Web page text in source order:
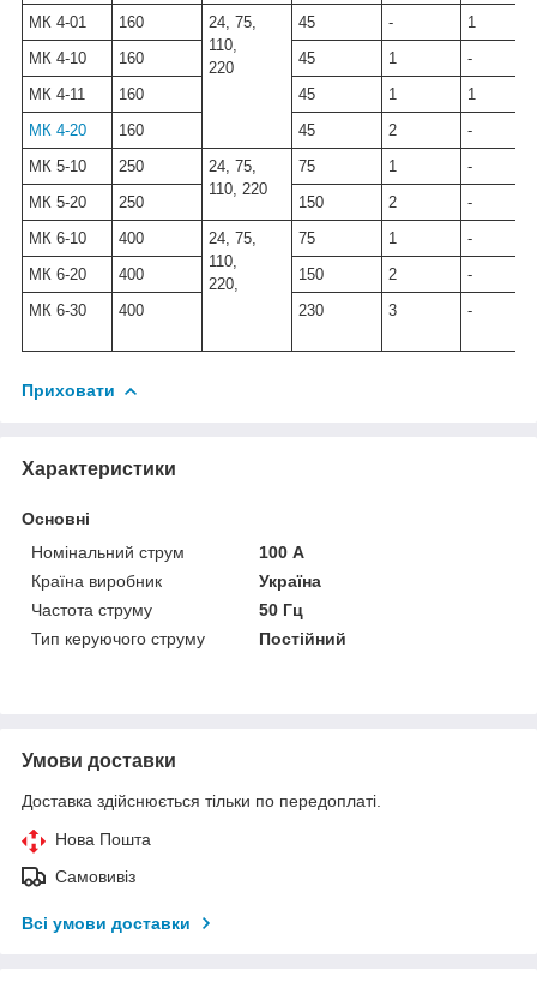
МК 4-01
160
24, 75,
110,
220
45 -
1
МК 4-10
160 45 1
-
МК 4-11
160 45 1
1
МК 4-20
160 45 2
-
МК 5-10
250
24, 75,
110, 220
75 1
-
МК 5-20
250 150 2
-
МК 6-10
400
24, 75,
110,
220,
75 1
-
МК 6-20
400 150 2
-
МК 6-30
400 230 3 -
Приховати
Характеристики
Основні
Номінальний струм
100 А
Країна виробник
Україна
Частота струму
50 Гц
Тип керуючого струму
Постійний
Умови доставки
Доставка здійснюється тільки по передоплаті.
Нова Пошта
Самовивіз
Всі умови доставки